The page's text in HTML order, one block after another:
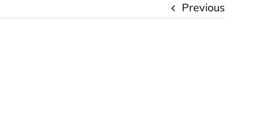
Previous